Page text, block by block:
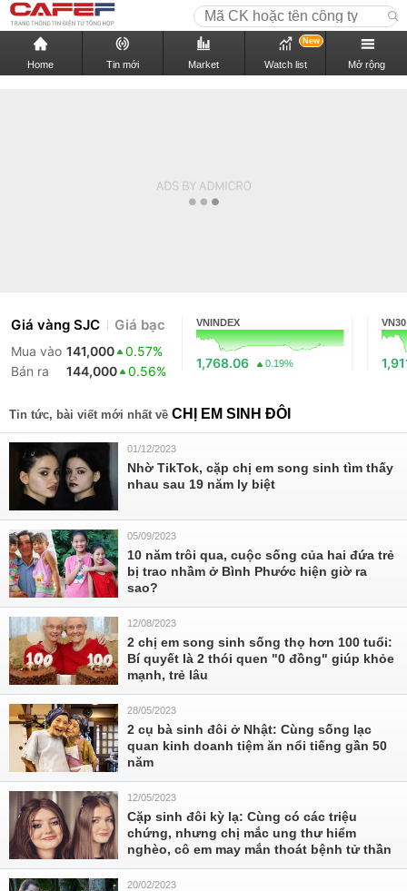
Home Tin mới Market Watch list
New
Mở rộng
Giá vàng SJC Giá bạc
Mua vào 141,000
0.57%
Bán ra
144,000 0.56%
VNINDEX
1,768.06 0.19%
VN30
Tin tức, bài viết mới nhất về CHỊ EM SINH ĐÔI
01/12/2023
Nhờ TikTok, cặp chị em song sinh tìm thấy
nhau sau 19 năm ly biệt
05/09/2023
10 năm trôi qua, cuộc sống của hai đứa trẻ
bị trao nhầm ở Bình Phước hiện giờ ra
sao?
12/08/2023
2 chị em song sinh sống thọ hơn 100 tuổi:
Bí quyết là 2 thói quen "0 đồng" giúp khỏe
mạnh, trẻ lâu
28/05/2023
2 cụ bà sinh đôi ở Nhật: Cùng sống lạc
quan kinh doanh tiệm ăn nổi tiếng gần 50
năm
12/05/2023
Cặp sinh đôi kỳ lạ: Cùng có các triệu
chứng, nhưng chị mắc ung thư hiểm
nghèo, cô em may mắn thoát bệnh tử thần
20/02/2023